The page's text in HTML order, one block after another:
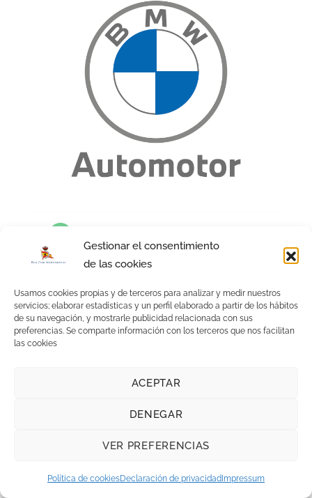
Gestionar el consentimiento
de las cookies
Usamos cookies propias y de terceros para analizar y medir nuestros
servicios; elaborar estadísticas y un perfil elaborado a partir de los hábitos
de su navegación, y mostrarle publicidad relacionada con sus
preferencias. Se comparte información con los terceros que nos facilitan
las cookies
ACEPTAR
DENEGAR
VER PREFERENCIAS
Política de cookiesDeclaración de privacidad Impressum
EN IMAGENES